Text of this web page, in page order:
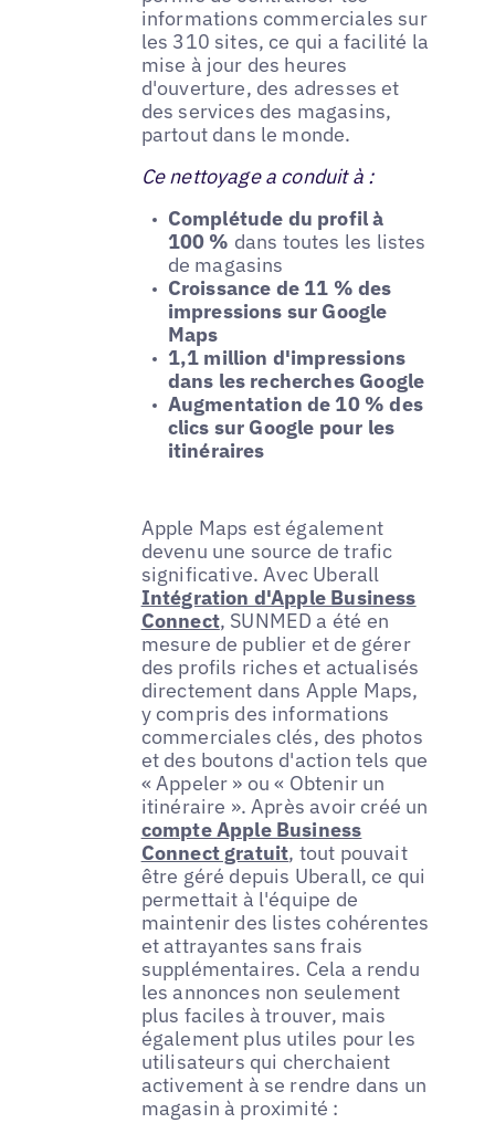
informations commerciales sur
les 310 sites, ce qui a facilité la
mise à jour des heures
d'ouverture, des adresses et
des services des magasins,
partout dans le monde.
Ce nettoyage a conduit à :
Complétude du profil à
100 % dans toutes les listes
de magasins
Croissance de 11 % des
impressions sur Google
Maps
1,1 million d'impressions
dans les recherches Google
Augmentation de 10 % des
clics sur Google pour les
itinéraires
Apple Maps est également
devenu une source de trafic
significative. Avec Uberall
Intégration d'Apple Business
Connect, SUNMED a été en
mesure de publier et de gérer
des profils riches et actualisés
directement dans Apple Maps,
y compris des informations
commerciales clés, des photos
et des boutons d'action tels que
« Appeler » ou « Obtenir un
itinéraire ». Après avoir créé un
compte Apple Business
Connect gratuit, tout pouvait
être géré depuis Uberall, ce qui
permettait à l'équipe de
maintenir des listes cohérentes
et attrayantes sans frais
supplémentaires. Cela a rendu
les annonces non seulement
plus faciles à trouver, mais
également plus utiles pour les
utilisateurs qui cherchaient
activement à se rendre dans un
magasin à proximité :